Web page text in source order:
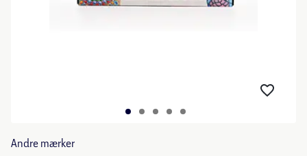
Andre mærker